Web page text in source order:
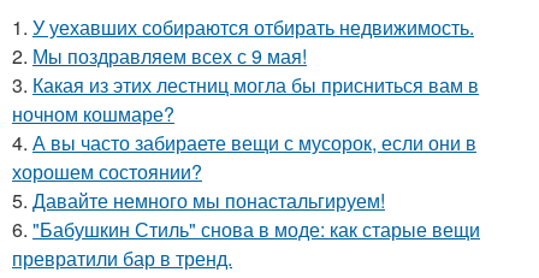
1. У уехавших собираются отбирать недвижимость.
2. Мы поздравляем всех с 9 мая!
3. Какая из этих лестниц могла бы присниться вам в
ночном кошмаре?
4. А вы часто забираете вещи с мусорок, если они в
хорошем состоянии?
5. Давайте немного мы понастальгируем!
6. "Бабушкин Стиль" снова в моде: как старые вещи
превратили бар в тренд.